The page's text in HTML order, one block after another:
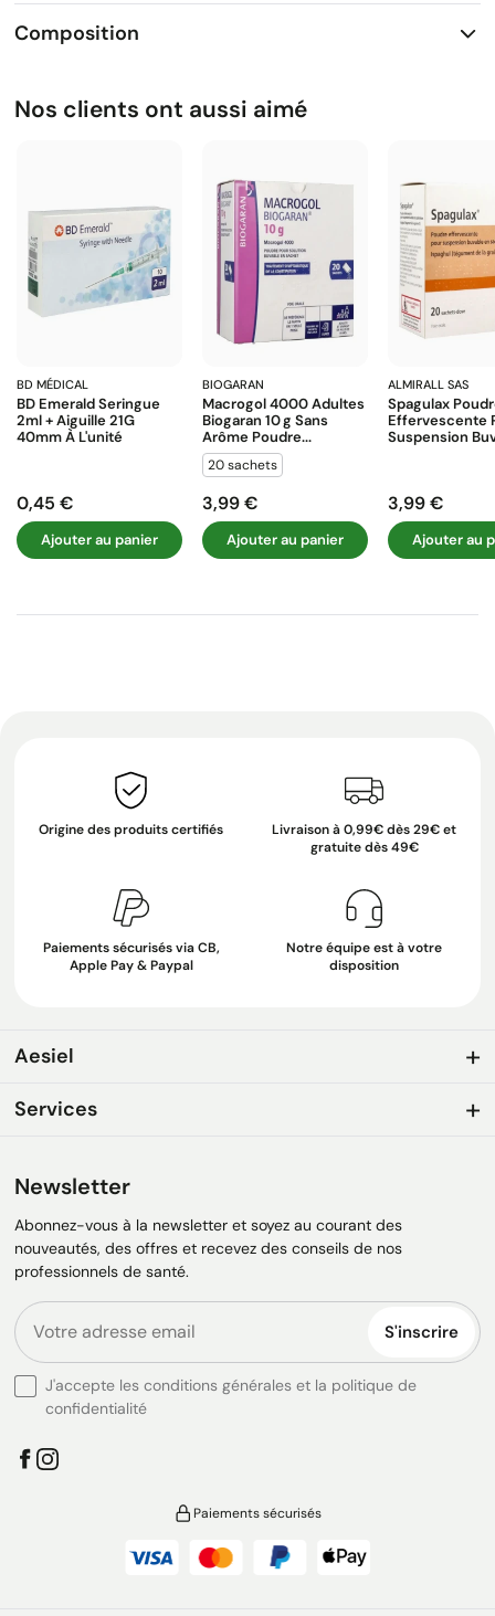
Composition
Nos clients ont aussi aimé
BD MÉDICAL
BD Emerald Seringue
2ml + Aiguille 21G
40mm À L'unité
Prix
0,45 €
Ajouter au panier
BIOGARAN
Macrogol 4000 Adultes
Biogaran 10 G Sans
Arôme Poudre...
20 sachets
Prix
3,99 €
Ajouter au panier
ALMIRALL SAS
Spagulax
Effervescente
Suspension
Prix
3,99 €
Ajouter au
Origine des produits certifiés
Livraison à 0,99€ dès 29€ et
gratuite dès 49€
Paiements sécurisés via CB,
Apple Pay & Paypal
Notre équipe est à votre
disposition
Aesiel
Services
Newsletter
Abonnez-vous à la newsletter et soyez au courant des
nouveautés, des offres et recevez des conseils de nos
professionnels de santé.
S'inscrire
J'accepte les conditions générales et la politique de
confidentialité
Paiements sécurisés